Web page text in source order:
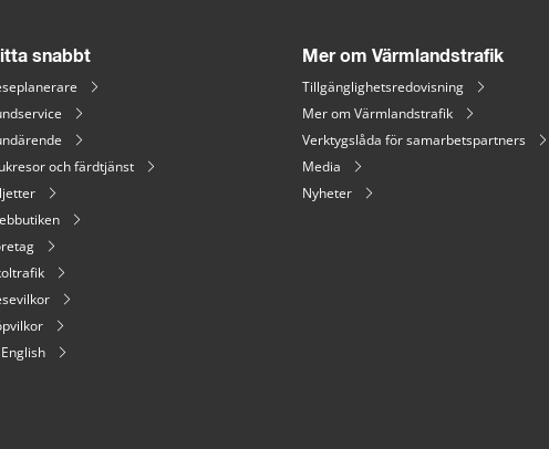
snabbt
och färdtjänst
Mer om Värmlandstrafik
Tillgänglighetsredovisning
Mer om Värmlandstrafik
Verktygslåda för samarbetspartners
Media
Nyheter